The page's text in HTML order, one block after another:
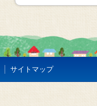
サイトマップ